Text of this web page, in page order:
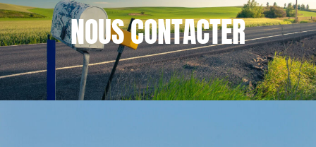
NOUSCONTACTER